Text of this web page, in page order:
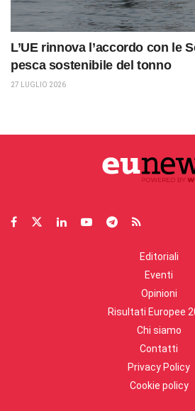
L’UE rinnova l’accordo con le
pesca sostenibile del tonno
27 LUGLIO 2026
Editoriali
Eventi
Opinioni
Risultati Europee
Chi siamo
Contatti
Privacy Policy
Cookie policy